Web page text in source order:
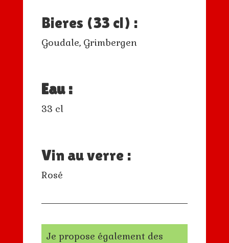
Bieres (33 cl) :
Goudale, Grimbergen
Eau :
33 cl
Vin au verre :
Rosé
Je propose également des